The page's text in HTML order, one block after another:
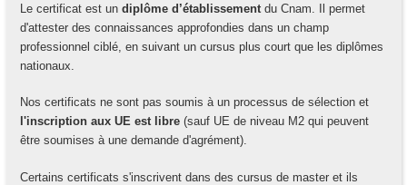
Le certificat est un diplôme d’établissementdu Cnam. Il permet
d'attester des connaissances approfondies dans un champ
professionnel ciblé, en suivant un cursus plus court que les diplômes
nationaux.
Nos certificats ne sont pas soumis à un processus de sélection et
l'inscription aux UE est libre(sauf UE de niveau M2 qui peuvent
être soumises à une demande d'agrément).
Certains certificats s'inscrivent dans des cursus de master et ils